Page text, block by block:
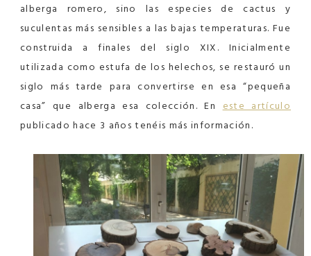
alberga romero, sino las especies de cactus y
suculentas más sensibles a las bajas temperaturas. Fue
construida a finales del siglo XIX. Inicialmente
utilizada como estufa de los helechos, se restauró un
siglo más tarde para convertirse en esa “pequeña
casa” que alberga esa colección. Eneste artículo
publicado hace 3 años tenéis más información.